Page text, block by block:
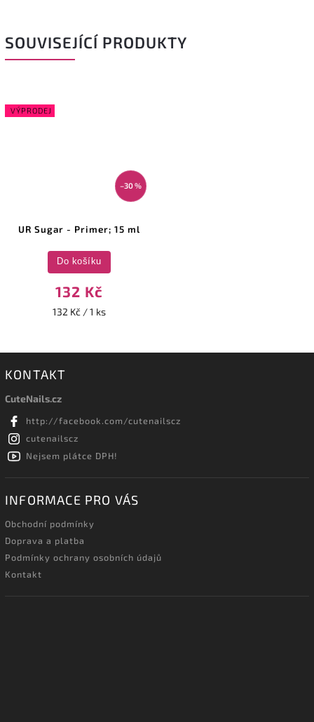
SOUVISEJÍCÍ PRODUKTY
VÝPRODEJ
–30 %
UR Sugar - Primer; 15 ml
132 Kč
132 Kč / 1 ks
Do košíku
KONTAKT
CuteNails.cz
http://facebook.com/cutenailscz
cutenailscz
Nejsem plátce DPH!
INFORMACE PRO VÁS
Obchodní podmínky
Doprava a platba
Podmínky ochrany osobních údajů
Kontakt